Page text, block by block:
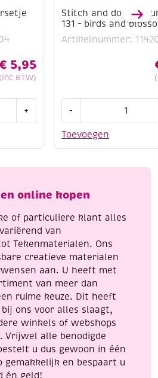
€ 5,95
(Inc BTW)
+
Stitch and do
131 – birds and
Artikelnummer:
Toevoegen
-
do
-
and
aantal
online kopen
of particuliere klant alles
van
Tekenmaterialen. Ons
creatieve materialen
aan. U heeft met
van meer dan
ruime keuze. Dit heeft
ons voor alles slaagt,
winkels of webshops
Vrijwel alle benodigde
u dus gewoon in één
gemakkelijk en bespaart u
én geld!